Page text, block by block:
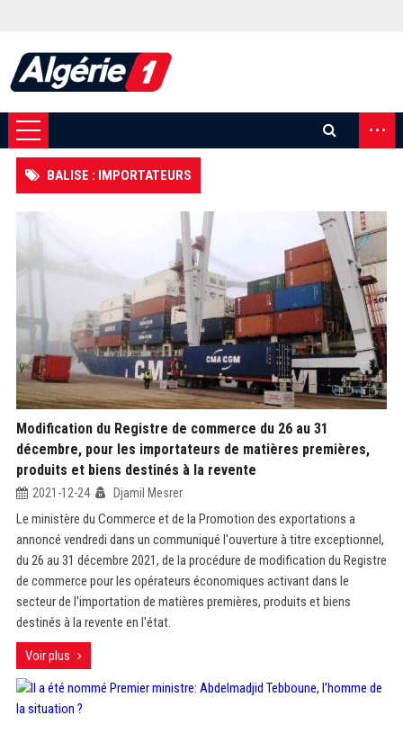
...
BALISE : IMPORTATEURS
Modification du Registre de commerce du 26 au 31
décembre, pour les importateurs de matières premières,
produits et biens destinés à la revente
2021-12-24 Djamil Mesrer
Le ministère du Commerce et de la Promotion des exportations a
annoncé vendredi dans un communiqué l'ouverture à titre exceptionnel,
du 26 au 31 décembre 2021, de la procédure de modification du Registre
de commerce pour les opérateurs économiques activant dans le
secteur de l'importation de matières premières, produits et biens
destinés à la revente en l'état.
Voir plus